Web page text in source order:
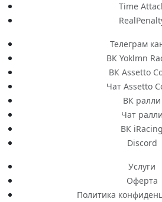
Time
Телеграм
ВК Yoklmn
ВК Assetto
Чат Assetto
ВК ралли
Чат ралли
ВК iRacing
Discord
Услуги
Оферта
Политика